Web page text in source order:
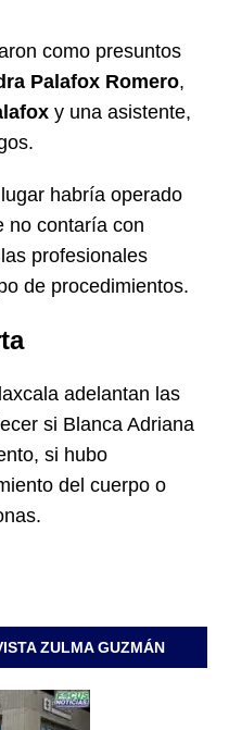
como presuntos
Palafox Romero,
y una asistente,
habría operado
no contaría con
profesionales
de procedimientos.
adelantan las
si Blanca Adriana
si hubo
del cuerpo o
ZULMA GUZMÁN